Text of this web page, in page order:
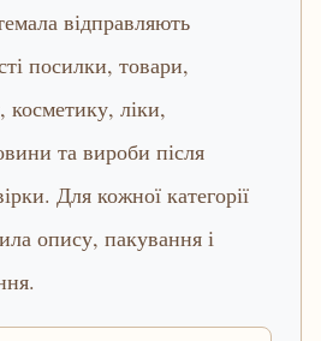
відправляють
посилки, товари,
косметику, ліки,
та вироби після
Для кожної категорії
опису, пакування і